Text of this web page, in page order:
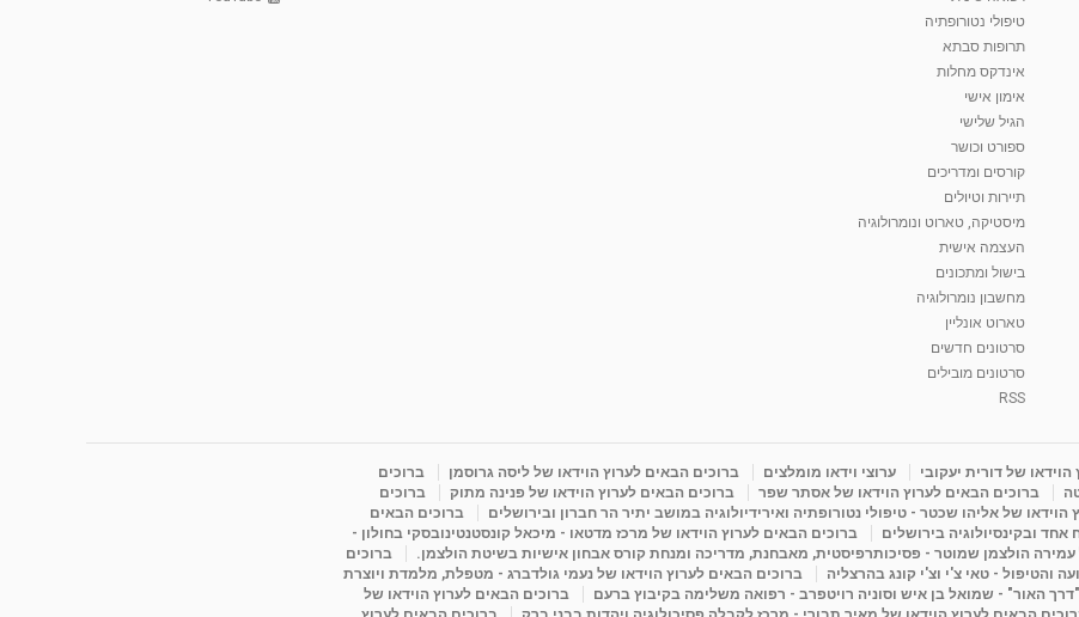
טיפולי נטורופתיה
תרופות סבתא
אינדקס מחלות
אימון אישי
הגיל שלישי
ספורט וכושר
קורסים ומדריכים
תיירות וטיולים
מיסטיקה, טארוט ונומרולוגיה
העצמה אישית
בישול ומתכונים
מחשבון נומרולוגיה
טארוט אונליין
סרטונים חדשים
סרטונים מובילים
RSS
של דורית יעקובי ערוצי וידאו מומלצים ברוכים הבאים לערוץ הוידאו של ליסה גרוסמן
ברוכים
ברוכים הבאים לערוץ הוידאו של אסתר שפר ברוכים הבאים לערוץ הוידאו של פנינה מתוק
ברוכים
של אליהו שכטר - טיפולי נטורופתיה ואירידיולוגיה במושב יתיר הר חברון ובירושלים
ברוכים הבאים
אחד ובקינסיולוגיה בירושלים
ברוכים הבאים לערוץ הוידאו של מרכז מדטאו - מיכאל קונסטנטינובסקי בחולון -
עמירה הולצמן שמוטר - פסיכותרפיסטית, מאבחנת, מדריכה ומנחת קורס אבחון אישיות בשיטת הולצמן.
ברוכים
והטיפול - טאי צ'י וצ'י קונג בהרצליה
ברוכים הבאים לערוץ הוידאו של נעמי גולדברג - מטפלת, מלמדת ויוצרת
האור" - שמואל בן איש וסוניה רויטפרב - רפואה משלימה בקיבוץ ברעם
ברוכים הבאים לערוץ הוידאו של